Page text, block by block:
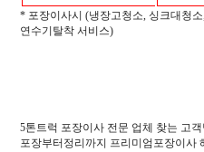
* 포장이사시 (냉장고청소, 싱크대청
연수기탈착 서비스)
5톤트럭 포장이사 전문 업체 찾는 고객
포장부터정리까지 프리미엄포장이사